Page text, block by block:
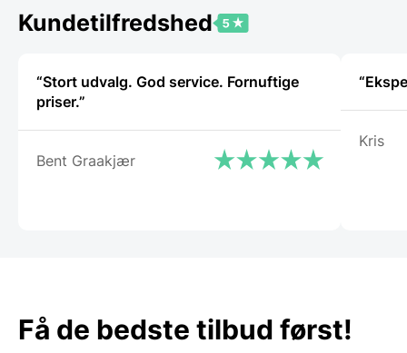
Mulighederne
kan
varesiden
Kundetilfredshed
“Stort udvalg. God service. Fornuftige
priser.”
Bent Graakjær
Kris
Få de bedste tilbud først!